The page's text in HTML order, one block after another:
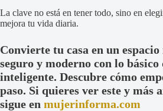
La clave no está en tener todo, sino en
mejora tu vida diaria.
Convierte tu casa en un espacio
seguro y moderno con lo básico
inteligente. Descubre cómo
paso. Si quieres ver este y más
sigue en mujerinforma.com